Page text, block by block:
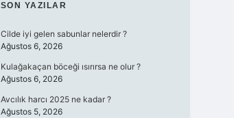
SIDEBAR
SON YAZILAR
Cilde iyi gelen sabunlar nelerdir ?
Ağustos 6, 2026
Kulağakaçan böceği ısırırsa ne olur ?
Ağustos 6, 2026
Avcılık harcı 2025 ne kadar ?
Ağustos 5, 2026